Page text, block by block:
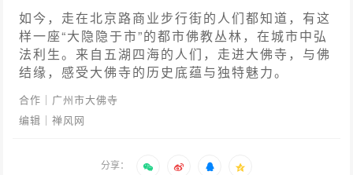
如今，走在北京路商业步行街的人们都知道，有这
样一座“大隐隐于市”的都市佛教丛林，在城市中弘
法利生。来自五湖四海的人们，走进大佛寺，与佛
结缘，感受大佛寺的历史底蕴与独特魅力。
合作｜广州市大佛寺
编辑｜禅风网
分享：